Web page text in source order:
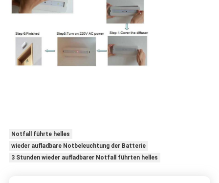
Notfall führte helles
wieder aufladbare Notbeleuchtung der Batterie
3 Stunden wieder aufladbarer Notfall führten helles